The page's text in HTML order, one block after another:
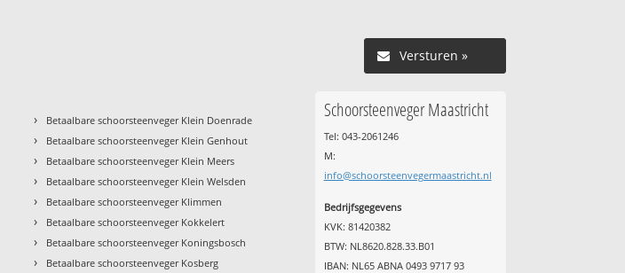
Versturen »
› Betaalbare schoorsteenveger Klein Doenrade
› Betaalbare schoorsteenveger Klein Genhout
› Betaalbare schoorsteenveger Klein Meers
› Betaalbare schoorsteenveger Klein Welsden
› Betaalbare schoorsteenveger Klimmen
› Betaalbare schoorsteenveger Kokkelert
› Betaalbare schoorsteenveger Koningsbosch
› Betaalbare schoorsteenveger Kosberg
Schoorsteenveger Maastricht
Tel: 043-2061246
M:
info@schoorsteenvegermaastricht.nl
Bedrijfsgegevens
KVK: 81420382
BTW: NL8620.828.33.B01
IBAN: NL65 ABNA 0493 9717 93